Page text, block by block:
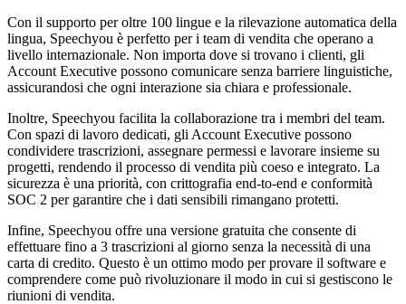
Con il supporto per oltre 100 lingue e la rilevazione automatica della
lingua, Speechyou è perfetto per i team di vendita che operano a
livello internazionale. Non importa dove si trovano i clienti, gli
Account Executive possono comunicare senza barriere linguistiche,
assicurandosi che ogni interazione sia chiara e professionale.
Inoltre, Speechyou facilita la collaborazione tra i membri del team.
Con spazi di lavoro dedicati, gli Account Executive possono
condividere trascrizioni, assegnare permessi e lavorare insieme su
progetti, rendendo il processo di vendita più coeso e integrato. La
sicurezza è una priorità, con crittografia end-to-end e conformità
SOC 2 per garantire che i dati sensibili rimangano protetti.
Infine, Speechyou offre una versione gratuita che consente di
effettuare fino a 3 trascrizioni al giorno senza la necessità di una
carta di credito. Questo è un ottimo modo per provare il software e
comprendere come può rivoluzionare il modo in cui si gestiscono le
riunioni di vendita.